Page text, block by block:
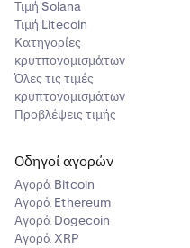
Τιμή Solana
Τιμή Litecoin
Κατηγορίες
κρυτπονομισμάτων
Όλες τις τιμές
κρυπτονομισμάτων
Προβλέψεις τιμής
Οδηγοί αγορών
Αγορά Bitcoin
Αγορά Ethereum
Αγορά Dogecoin
Αγορά XRP